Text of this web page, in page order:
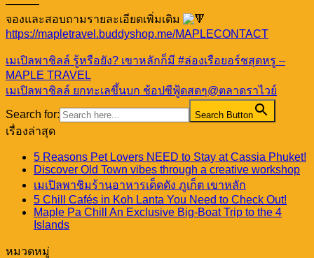
———
จองและสอบถามรายละเอียดเพิ่มเติม
https://mapletravel.buddyshop.me/MAPLECONTACT
เมเปิลพาชิลล์ รู้หรือยัง? เขาหลักก็มี #ล่องเรือยอร์ชสุดหรู –
MAPLE TRAVEL
เมเปิลพาชิลล์ ยกทะเลขึ้นบก ช้อปซีฟู้ดสดๆ@ตลาดราไวย์
Search for:
Search Button
เรื่องล่าสุด
5 Reasons Pet Lovers NEED to Stay at Cassia Phuket!
Discover Old Town vibes through a creative workshop
เมเปิลพาชิมร้านอาหารเด็ดดัง ภูเก็ต เขาหลัก
5 Chill Cafés in Koh Lanta You Need to Check Out!
Maple Pa Chill An Exclusive Big-Boat Trip to the 4
Islands
หมวดหมู่